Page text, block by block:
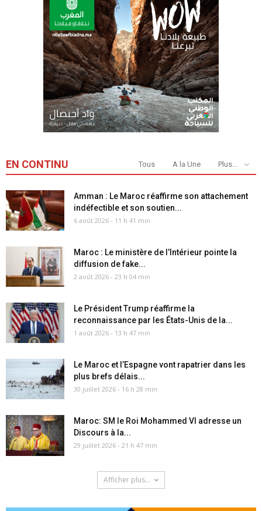
EN CONTINU Tous A la Une Plus...
Amman : Le Maroc réaffirme son attachement
indéfectible et son soutien...
6 août 2026 - 11 h 41 min
Maroc : Le ministère de l’Intérieur pointe la
diffusion de fake...
2 août 2026 - 23 h 04 min
Le Président Trump réaffirme la
reconnaissance par les États-Unis de la...
1 août 2026 - 13 h 47 min
Le Maroc et l’Espagne vont rapatrier dans les
plus brefs délais...
30 juillet 2026 - 16 h 28 min
Maroc: SM le Roi Mohammed VI adresse un
Discours à la...
29 juillet 2026 - 21 h 47 min
Afficher plus...